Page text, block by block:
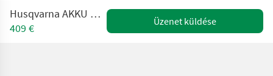
Husqvarna AKKU BLASGERÄT 530iB
409 €
Üzenet küldése